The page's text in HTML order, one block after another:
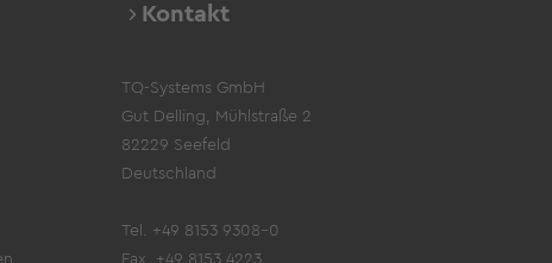
Kontakt
TQ-Systems GmbH
Gut Delling, Mühlstraße 2
82229 Seefeld
Deutschland
Tel. +49 8153 9308-0
Fax. +49 8153 4223